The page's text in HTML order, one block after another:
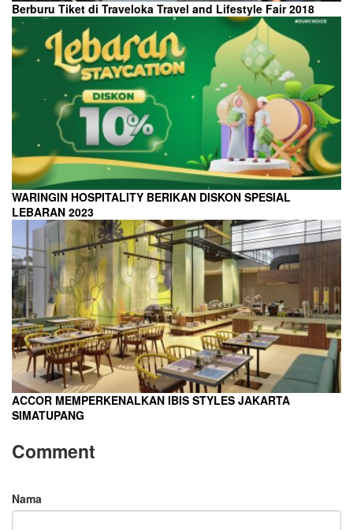
Berburu Tiket di Traveloka Travel and Lifestyle Fair 2018
WARINGIN HOSPITALITY BERIKAN DISKON SPESIAL
LEBARAN 2023
ACCOR MEMPERKENALKAN IBIS STYLES JAKARTA
SIMATUPANG
Comment
Nama